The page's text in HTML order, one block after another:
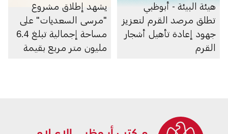
هيئة البيئة - أبوظبي
تطلق مرصد القرم لتعزيز
جهود إعادة تأهيل أشجار
القرم
يشهد إطلاق مشروع
"مرسى السعديات" على
مساحة إجمالية تبلغ 6.4
مليون متر مربع بقيمة